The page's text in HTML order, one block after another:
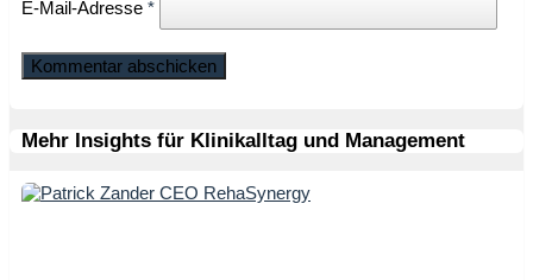
E-Mail-Adresse *
Mehr Insights für Klinikalltag und Management